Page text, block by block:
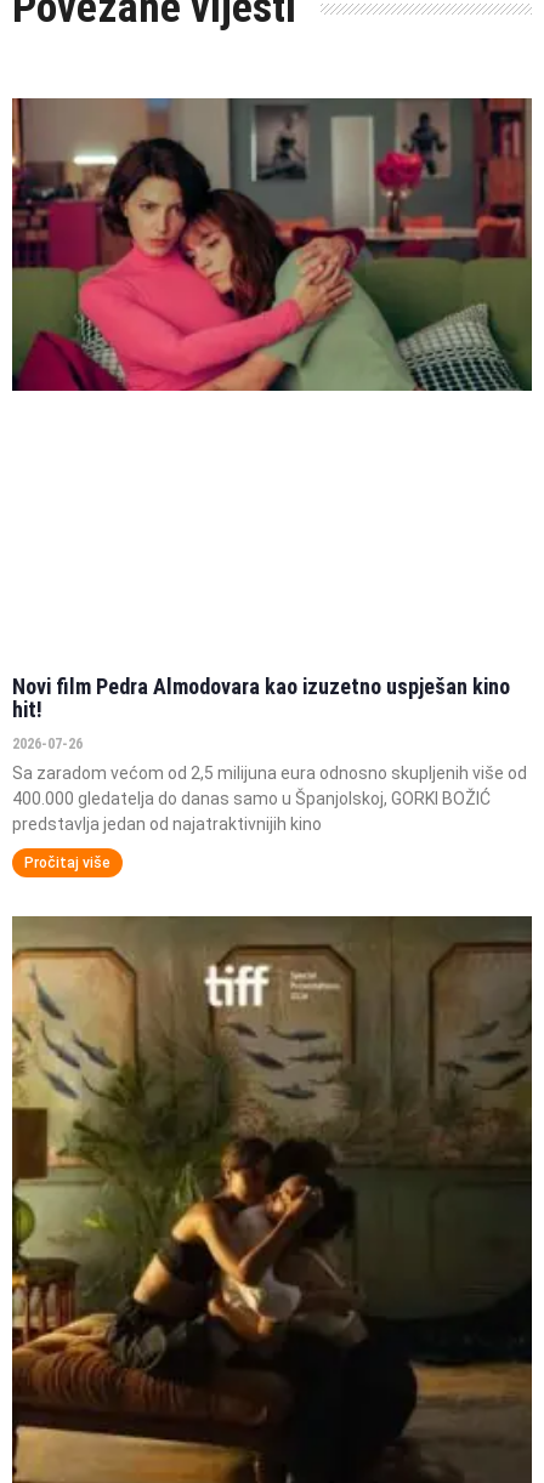
Novi film Pedra Almodovara kao izuzetno uspješan kino
hit!
2026-07-26
Sa zaradom većom od 2,5 milijuna eura odnosno skupljenih više od
400.000 gledatelja do danas samo u Španjolskoj, GORKI BOŽIĆ
predstavlja jedan od najatraktivnijih kino
Pročitaj više